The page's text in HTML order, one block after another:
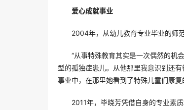
爱心成就事业
2004年，从幼儿教育专业毕业的师
“从事特殊教育其实是一次偶然的机
型的孤独症患儿。从他那里我意识到还
事业中，在那里她看到了特殊儿童们康复
2011年，毕晓芳凭借自身的专业素